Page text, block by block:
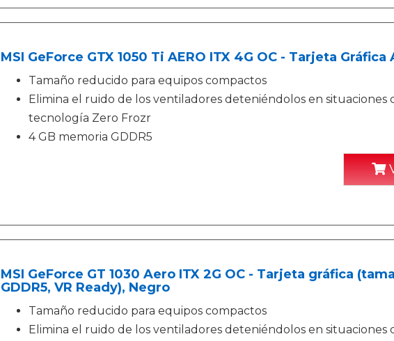
MSI GeForce GTX 1050 Ti AERO ITX 4G OC - Tarjeta Gráfica
Tamaño reducido para equipos compactos
Elimina el ruido de los ventiladores deteniéndolos en situaciones
tecnología Zero Frozr
4 GB memoria GDDR5
MSI GeForce GT 1030 Aero ITX 2G OC - Tarjeta gráfica
GDDR5, VR Ready), Negro
Tamaño reducido para equipos compactos
Elimina el ruido de los ventiladores deteniéndolos en situaciones